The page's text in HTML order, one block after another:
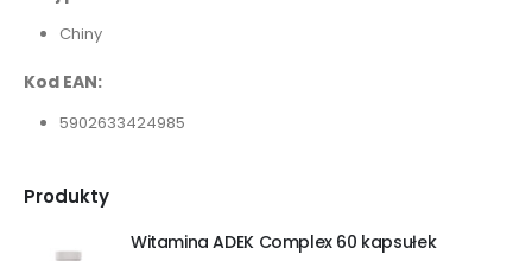
Chiny
Kod EAN:
5902633424985
Produkty
Witamina ADEK Complex 60 kapsułek